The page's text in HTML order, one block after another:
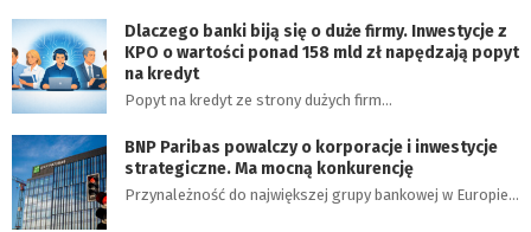
Dlaczego banki biją się o duże firmy. Inwestycje z
KPO o wartości ponad 158 mld zł napędzają popyt
na kredyt
Popyt na kredyt ze strony dużych firm…
BNP Paribas powalczy o korporacje i inwestycje
strategiczne. Ma mocną konkurencję
Przynależność do największej grupy bankowej w Europie…